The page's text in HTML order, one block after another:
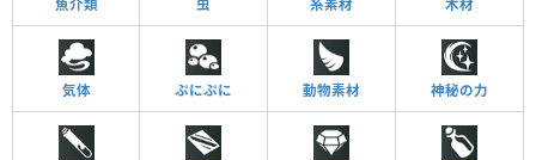
魚介類 虫 糸素材 木材
気体 ぷにぷに 動物素材 神秘の力